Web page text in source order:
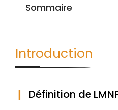
Sommaire
Introduction
Définition de